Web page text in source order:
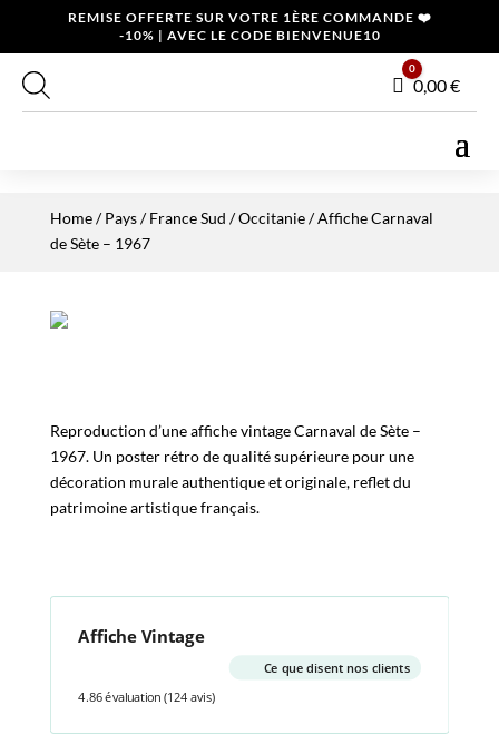
REMISE OFFERTE SUR VOTRE 1ÈRE COMMANDE ❤️
-10% | AVEC LE CODE BIENVENUE10
Panier
0
0,00€
Home/Pays/France Sud /Occitanie/ Affiche Carnaval
de Sète – 1967
Reproduction d’une affiche vintage Carnaval de Sète –
1967. Un poster rétro de qualité supérieure pour une
décoration murale authentique et originale, reflet du
patrimoine artistique français.
Affiche Vintage
Ce que disent nos clients
4.86 évaluation (124 avis)